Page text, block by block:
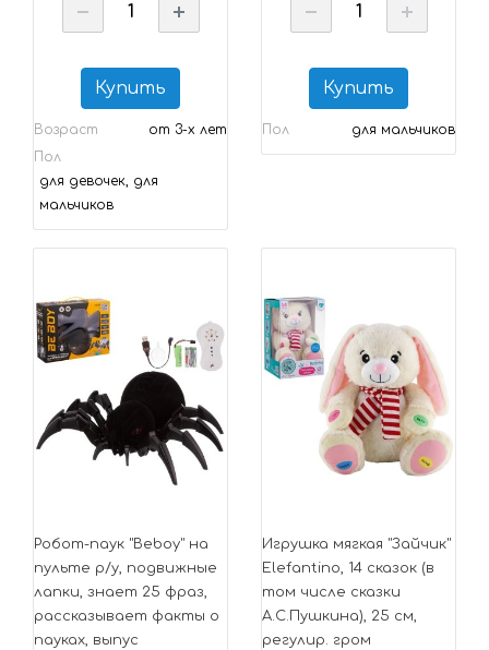
Купить
Возраст
от 3-х лет
Пол
для девочек, для
мальчиков
Купить
Пол для мальчиков
Робот-паук "Beboy" на
пульте р/у, подвижные
лапки, знает 25 фраз,
рассказывает факты о
пауках, выпус
Игрушка мягкая "Зайчик"
Elefantino, 14 сказок (в
том числе сказки
А.С.Пушкина), 25 см,
регулир. гром